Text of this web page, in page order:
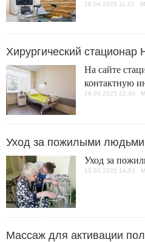
16.04.2025 11:21
Хирургический стационар
На сайте
контактную
28.03.2025 22:46
Уход за пожилыми людьми
Уход за
15.03.2025 14:53
Массаж для активации